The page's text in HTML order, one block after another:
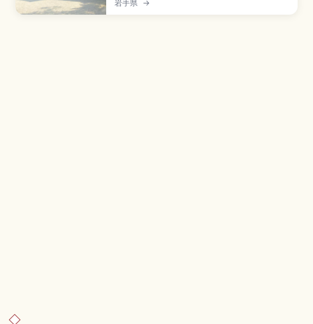
覚大師円仁が開山し、奥州藤原氏が大伽藍を整備
岩手県 →